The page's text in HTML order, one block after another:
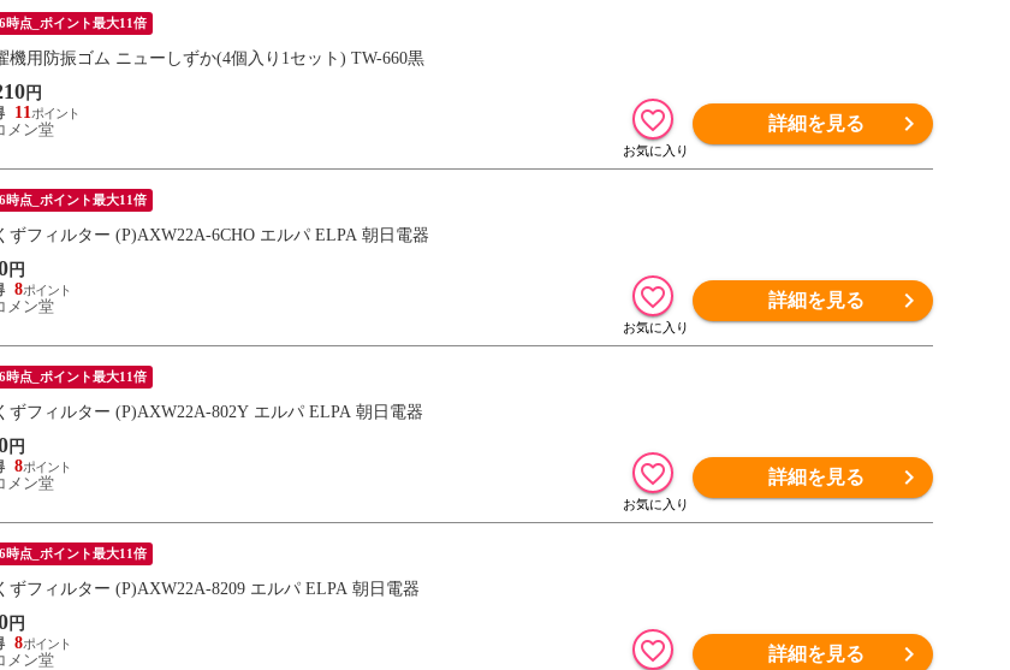
時点_ポイント最大11倍
機用防振ゴム ニューしずか(4個入り1セット) TW-660黒
円
11
メン堂
詳細を見る
時点_ポイント最大11倍
ずフィルター (P)AXW22A-6CHO エルパ ELPA 朝日電器
円
8
メン堂
詳細を見る
時点_ポイント最大11倍
ずフィルター (P)AXW22A-802Y エルパ ELPA 朝日電器
円
8
メン堂
詳細を見る
時点_ポイント最大11倍
ずフィルター (P)AXW22A-8209 エルパ ELPA 朝日電器
円
8
メン堂
詳細を見る